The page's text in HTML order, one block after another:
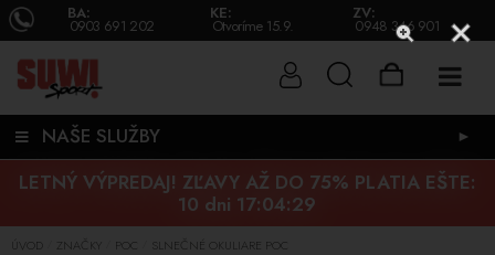
BA:
0903 691 202
KE:
Otvoríme 15.9.
ZV:
0948 346 901
NAŠE SLUŽBY ►
LETNÝ VÝPREDAJ! ZĽAVY AŽ DO 75% PLATIA EŠTE:
10 dni 17:04:28
ÚVOD ZNAČKY POC SLNEČNÉ OKULIARE POC